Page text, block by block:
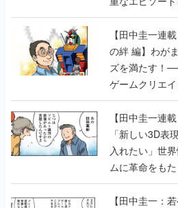
【田中圭一連載
の絆 編】わが
ズを満たす！
ゲームクリエ
【若ゲのいた
【田中圭一連
「新しい3D表
入れたい」世
ムに革命をも
のいたり】
【田中圭一：